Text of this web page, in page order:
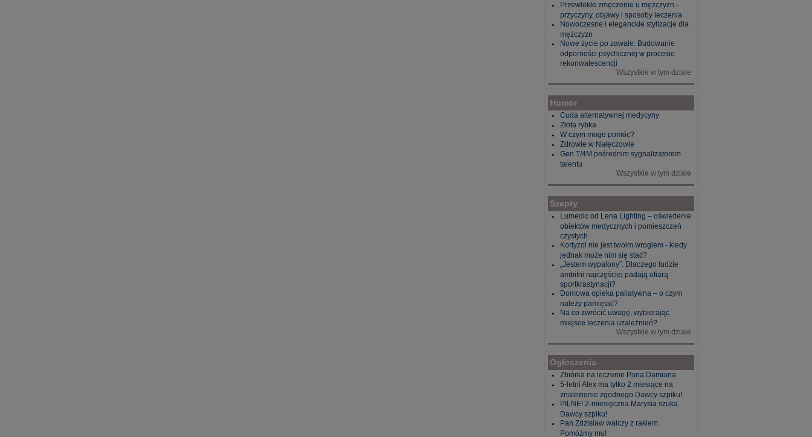
Przewlekłe zmęczenie u mężczyzn -
przyczyny, objawy i sposoby leczenia
Nowoczesne i eleganckie stylizacje dla
mężczyzn
Nowe życie po zawale: Budowanie
odporności psychicznej w procesie
rekonwalescencji
Wszystkie w tym dziale
Humor
Cuda alternatywnej medycyny
Złota rybka
W czym moge pomóc?
Zdrowie w Nałęczowie
Gen T/4M pośrednim sygnalizatorem
talentu
Wszystkie w tym dziale
Szepty
Lumedic od Lena Lighting – oświetlenie
obiektów medycznych i pomieszczeń
czystych
Kortyzol nie jest twoim wrogiem - kiedy
jednak może nim się stać?
„Jestem wypalony”. Dlaczego ludzie
ambitni najczęściej padają ofiarą
sportkrastynacji?
Domowa opieka paliatywna – o czym
należy pamiętać?
Na co zwrócić uwagę, wybierając
miejsce leczenia uzależnień?
Wszystkie w tym dziale
Ogłoszenia
Zbiórka na leczenie Pana Damiana
5-letni Alex ma tylko 2 miesiące na
znalezienie zgodnego Dawcy szpiku!
PILNE! 2-miesięczna Marysia szuka
Dawcy szpiku!
Pan Zdzisław walczy z rakiem.
Pomóżmy mu!